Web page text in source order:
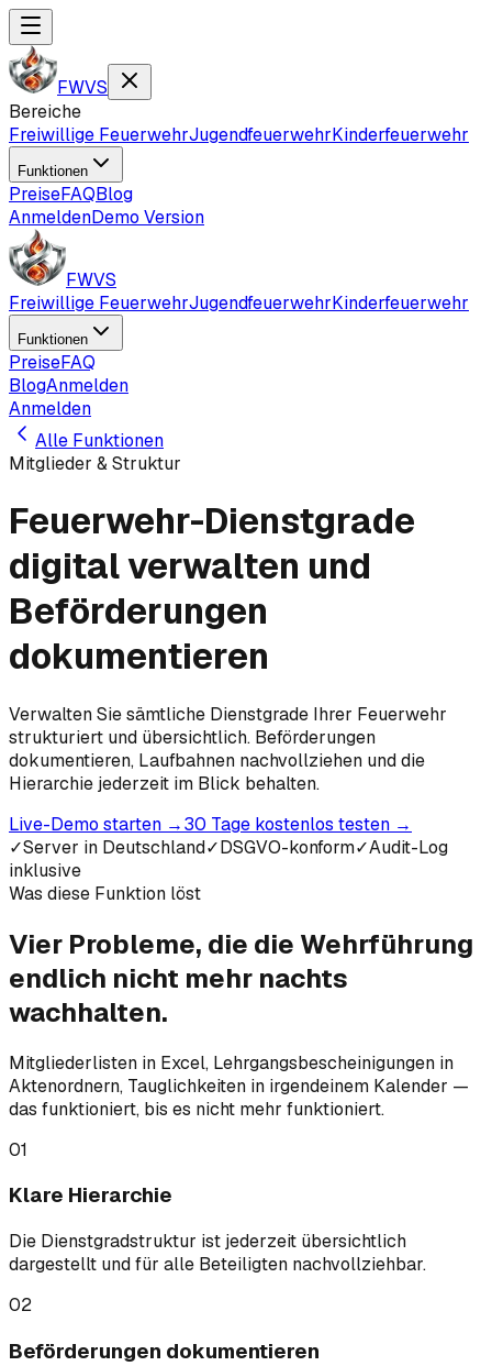
FWVS
Bereiche
Freiwillige FeuerwehrJugendfeuerwehrKinderfeuerwehr
Funktionen
PreiseFAQBlog
AnmeldenDemo Version
FWVS
Freiwillige FeuerwehrJugendfeuerwehrKinderfeuerwehr
Funktionen
PreiseFAQ
BlogAnmelden
Anmelden
Alle Funktionen
Mitglieder & Struktur
Feuerwehr-Dienstgrade
digital verwalten und
Beförderungen
dokumentieren
Verwalten Sie sämtliche Dienstgrade Ihrer Feuerwehr
strukturiert und übersichtlich. Beförderungen
dokumentieren, Laufbahnen nachvollziehen und die
Hierarchie jederzeit im Blick behalten.
Live-Demo starten →30 Tage kostenlos testen →
✓Server in Deutschland✓DSGVO-konform✓Audit-Log
inklusive
Was diese Funktion löst
Vier Probleme, die die Wehrführung
endlich nicht mehr nachts
wachhalten.
Mitgliederlisten in Excel, Lehrgangsbescheinigungen in
Aktenordnern, Tauglichkeiten in irgendeinem Kalender —
das funktioniert, bis es nicht mehr funktioniert.
01
Klare Hierarchie
Die Dienstgradstruktur ist jederzeit übersichtlich
dargestellt und für alle Beteiligten nachvollziehbar.
02
Beförderungen dokumentieren